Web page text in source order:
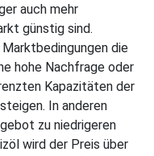
auch mehr
günstig sind.
die
hohe Nachfrage oder
Kapazitäten der
In anderen
zu niedrigeren
wird der Preis über